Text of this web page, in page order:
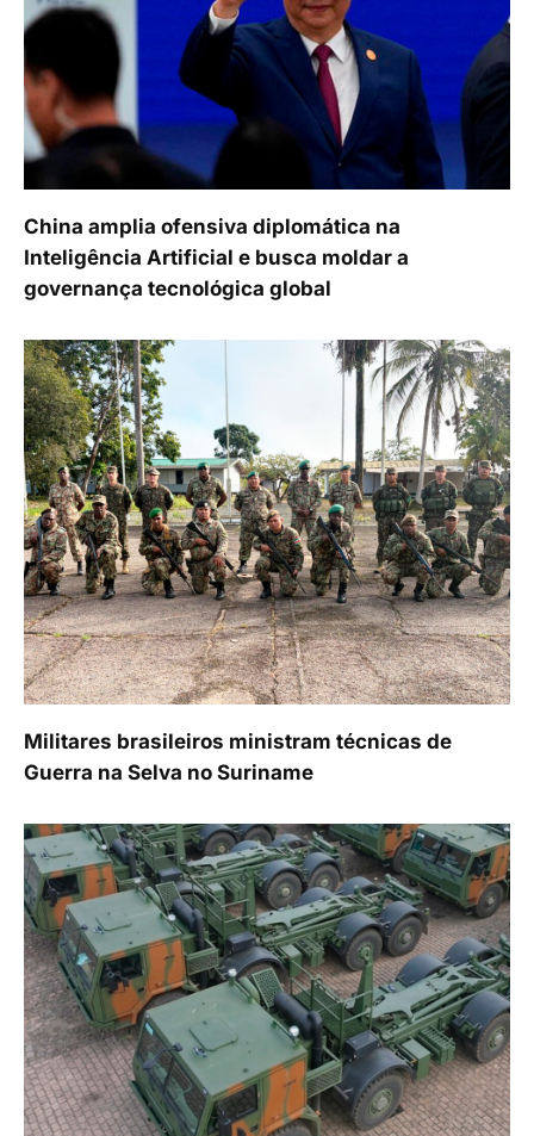
China amplia ofensiva diplomática na
Inteligência Artificial e busca moldar a
governança tecnológica global
Militares brasileiros ministram técnicas de
Guerra na Selva no Suriname